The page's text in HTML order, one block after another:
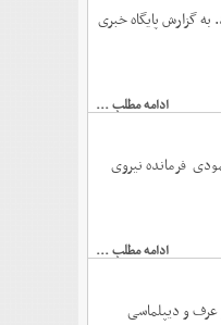
آباد خبر داد. به گزارش پایگاه خبری
ادامه مطلب ...
فرمانده نیروی
ادامه مطلب ...
از عرف و دیپلماسی